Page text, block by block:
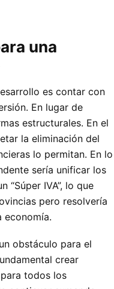
una
es contar con
En lugar de
estructurales. En el
la eliminación del
lo permitan. En lo
sería unificar los
“Súper IVA”, lo que
pero resolvería
economía.
obstáculo para el
crear
todos los